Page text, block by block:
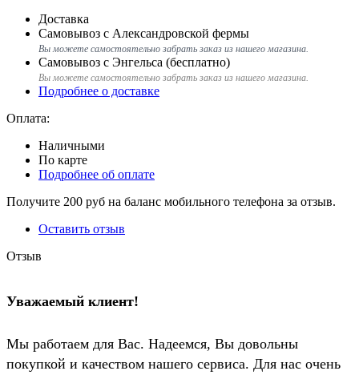
Доставка
Самовывоз с Александровской фермы
Вы можете самостоятельно забрать заказ из нашего магазина.
Самовывоз с Энгельса (бесплатно)
Вы можете самостоятельно забрать заказ из нашего магазина.
Подробнее о доставке
Оплата:
Наличными
По карте
Подробнее об оплате
Получите 200 руб на баланс мобильного телефона за отзыв.
Оставить отзыв
Отзыв
Уважаемый клиент!
Мы работаем для Вас. Надеемся, Вы довольны
покупкой и качеством нашего сервиса. Для нас очень